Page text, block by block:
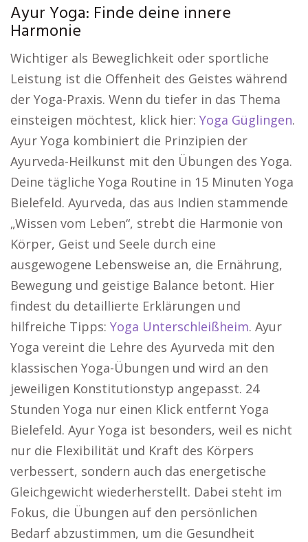
Ayur Yoga: Finde deine innere
Harmonie
Wichtiger als Beweglichkeit oder sportliche
Leistung ist die Offenheit des Geistes während
der Yoga-Praxis. Wenn du tiefer in das Thema
einsteigen möchtest, klick hier: Yoga Güglingen.
Ayur Yoga kombiniert die Prinzipien der
Ayurveda-Heilkunst mit den Übungen des Yoga.
Deine tägliche Yoga Routine in 15 Minuten Yoga
Bielefeld. Ayurveda, das aus Indien stammende
„Wissen vom Leben“, strebt die Harmonie von
Körper, Geist und Seele durch eine
ausgewogene Lebensweise an, die Ernährung,
Bewegung und geistige Balance betont. Hier
findest du detaillierte Erklärungen und
hilfreiche Tipps: Yoga Unterschleißheim. Ayur
Yoga vereint die Lehre des Ayurveda mit den
klassischen Yoga-Übungen und wird an den
jeweiligen Konstitutionstyp angepasst. 24
Stunden Yoga nur einen Klick entfernt Yoga
Bielefeld. Ayur Yoga ist besonders, weil es nicht
nur die Flexibilität und Kraft des Körpers
verbessert, sondern auch das energetische
Gleichgewicht wiederherstellt. Dabei steht im
Fokus, die Übungen auf den persönlichen
Bedarf abzustimmen, um die Gesundheit